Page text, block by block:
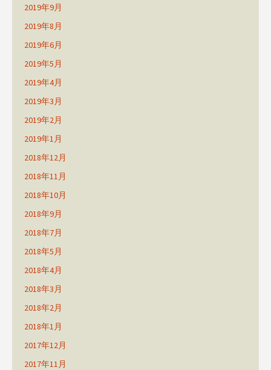
2019年9月
2019年8月
2019年6月
2019年5月
2019年4月
2019年3月
2019年2月
2019年1月
2018年12月
2018年11月
2018年10月
2018年9月
2018年7月
2018年5月
2018年4月
2018年3月
2018年2月
2018年1月
2017年12月
2017年11月